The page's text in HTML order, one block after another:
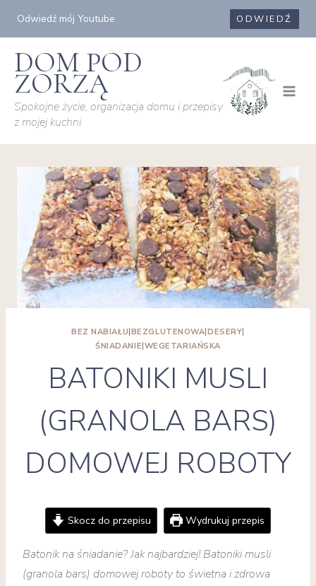
Odwiedź mój Youtube ODWIEDŹ
DOM POD
ZORZĄ
Spokojne życie, organizacja domu i przepisy
z mojej kuchni
BEZ NABIAŁU BEZGLUTENOWA |DESERY
ŚNIADANIE WEGETARIAŃSKA
BATONIKI MUSLI
(GRANOLA BARS)
DOMOWEJ ROBOTY
Skocz do przepisu Wydrukuj przepis
Batonik na śniadanie? Jak najbardziej! Batoniki musli
(granola bars) domowej roboty to świetna i zdrowa